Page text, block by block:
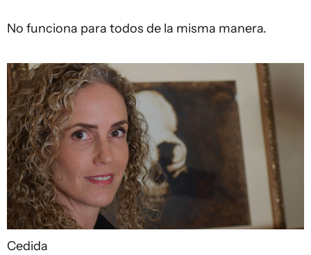
No funciona para todos de la misma manera.
Cedida